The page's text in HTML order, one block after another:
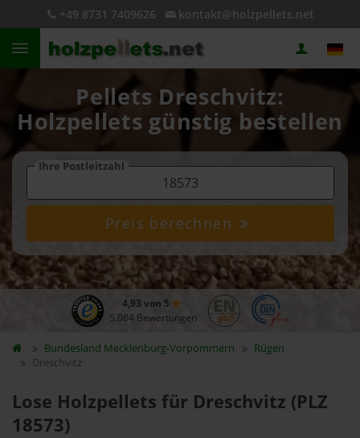
+49 8731 7409626 kontakt@holzpellets.net
Pellets Dreschvitz:
Holzpellets günstig bestellen
Ihre Postleitzahl
Preis berechnen
4,93 von 5
5.084 Bewertungen
Bundesland Mecklenburg-Vorpommern
Rügen
Dreschvitz
Lose Holzpellets für Dreschvitz (PLZ
18573)